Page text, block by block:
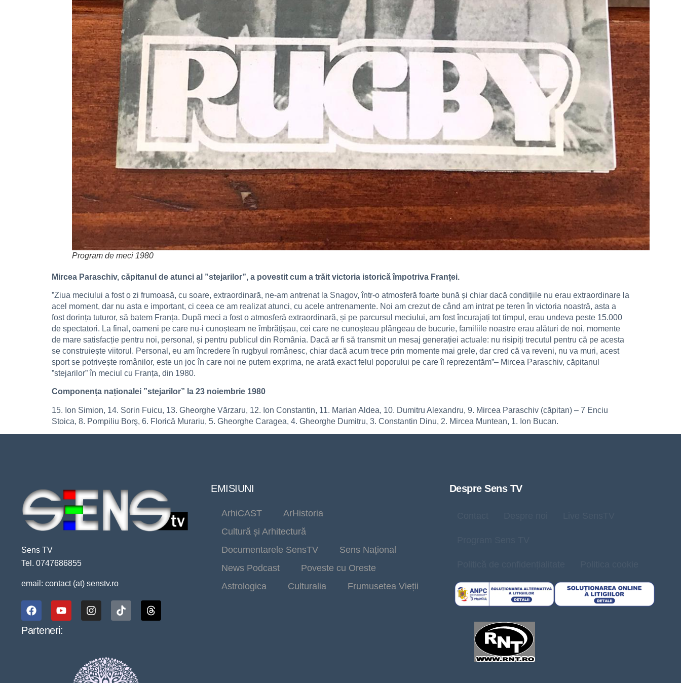
Program de meci 1980
Mircea Paraschiv, căpitanul de atunci al ”stejarilor”, a povestit cum a trăit victoria istorică împotriva Franței.
”Ziua meciului a fost o zi frumoasă, cu soare, extraordinară, ne-am antrenat la Snagov, într-o atmosferă foarte bună și chiar dacă condițiile nu erau extraordinare la
acel moment, dar nu asta e important, ci ceea ce am realizat atunci, cu acele antrenamente. Noi am crezut de când am intrat pe teren în victoria noastră, asta a
fost dorința tuturor, să batem Franța. După meci a fost o atmosferă extraordinară, și pe parcursul meciului, am fost încurajați tot timpul, erau undeva peste 15.000
de spectatori. La final, oameni pe care nu-i cunoșteam ne îmbrățișau, cei care ne cunoșteau plângeau de bucurie, familiile noastre erau alături de noi, momente
de mare satisfacție pentru noi, personal, și pentru publicul din România. Dacă ar fi să transmit un mesaj generației actuale: nu risipiți trecutul pentru că pe acesta
se construiește viitorul. Personal, eu am încredere în rugbyul românesc, chiar dacă acum trece prin momente mai grele, dar cred că va reveni, nu va muri, acest
sport se potrivește românilor, este un joc în care noi ne putem exprima, ne arată exact felul poporului pe care îl reprezentăm”– Mircea Paraschiv, căpitanul
”stejarilor” în meciul cu Franța, din 1980.
Componența naționalei ”stejarilor” la 23 noiembrie 1980
15. Ion Simion, 14. Sorin Fuicu, 13. Gheorghe Vărzaru, 12. Ion Constantin, 11. Marian Aldea, 10. Dumitru Alexandru, 9. Mircea Paraschiv (căpitan) – 7 Enciu
Stoica, 8. Pompiliu Borş, 6. Florică Murariu, 5. Gheorghe Caragea, 4. Gheorghe Dumitru, 3. Constantin Dinu, 2. Mircea Muntean, 1. Ion Bucan.
Sens TV
Tel. 0747686855
email: contact (at) senstv.ro
Parteneri:
EMISIUNI
ArhiCAST
ArHistoria
Cultură și Arhitectură
Documentarele SensTV
Sens Național
News Podcast
Poveste cu Oreste
Astrologica
Culturalia Frumusetea Vieții
Despre Sens TV